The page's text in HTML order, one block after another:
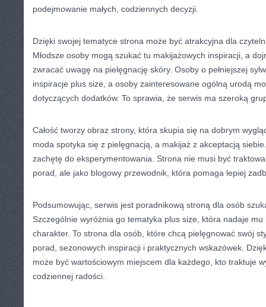
podejmowanie małych, codziennych decyzji.
Dzięki swojej tematyce strona może być atrakcyjna dla
Młodsze osoby mogą szukać tu makijażowych inspiracji, a
zwracać uwagę na pielęgnację skóry. Osoby o pełniejszej
inspiracje plus size, a osoby zainteresowane ogólną urodą
dotyczących dodatków. To sprawia, że serwis ma szeroką
Całość tworzy obraz strony, która skupia się na dobrym
moda spotyka się z pielęgnacją, a makijaż z akceptacją
zachętę do eksperymentowania. Strona nie musi być
porad, ale jako blogowy przewodnik, która pomaga lepiej
Podsumowując, serwis jest poradnikową stroną dla osób
Szczególnie wyróżnia go tematyka plus size, która nadaje
charakter. To strona dla osób, które chcą pielęgnować swój
porad, sezonowych inspiracji i praktycznych wskazówek.
może być wartościowym miejscem dla każdego, kto traktuje
codziennej radości.